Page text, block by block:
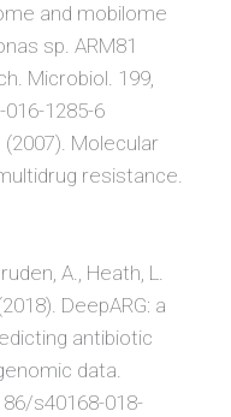
and mobilome
sp. ARM81
Microbiol. 199,
1285-6
(2007). Molecular
resistance.
A., Heath, L.
DeepARG: a
antibiotic
data.
s40168-018-